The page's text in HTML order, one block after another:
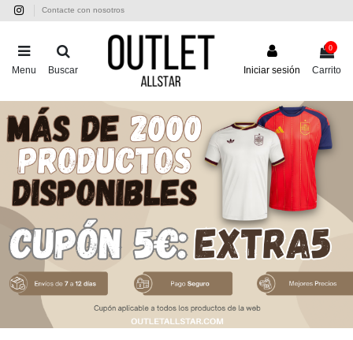
Contacte con nosotros
Menu Buscar Iniciar sesión
0
Carrito